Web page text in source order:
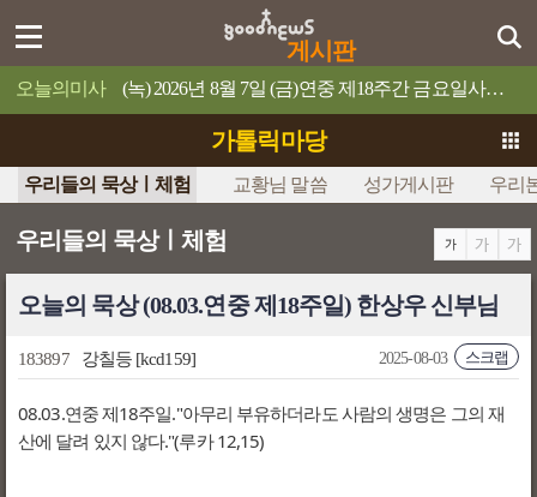
게시판
오늘의미사 (녹) 2026년 8월 7일 (금)연중 제18주간 금요일사람이 제 목숨을 무엇과 바꿀 수 있겠느냐?
가톨릭마당
우리들의 묵상ㅣ체험 교황님 말씀 성가게시판 우리
우리들의 묵상ㅣ체험
오늘의 묵상 (08.03.연중 제18주일) 한상우 신부님
183897 강칠등[kcd159] 스크랩
2025-08-03
08.03.연중 제18주일."아무리 부유하더라도 사람의 생명은 그의 재
산에 달려 있지 않다."(루카 12,15)